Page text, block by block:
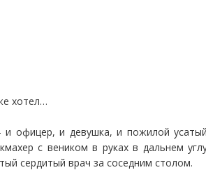
хотел…
и офицер, и девушка, и пожилой
с веником в руках в дальнем
сердитый врач за соседним столом.